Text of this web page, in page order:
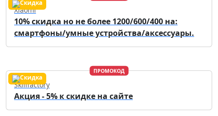
Xiaomi
10% скидка но не более 1200/600/400 на:
смартфоны/умные устройства/аксессуары.
ПРОМОКОД
Skillfactory
Акция - 5% к скидке на сайте